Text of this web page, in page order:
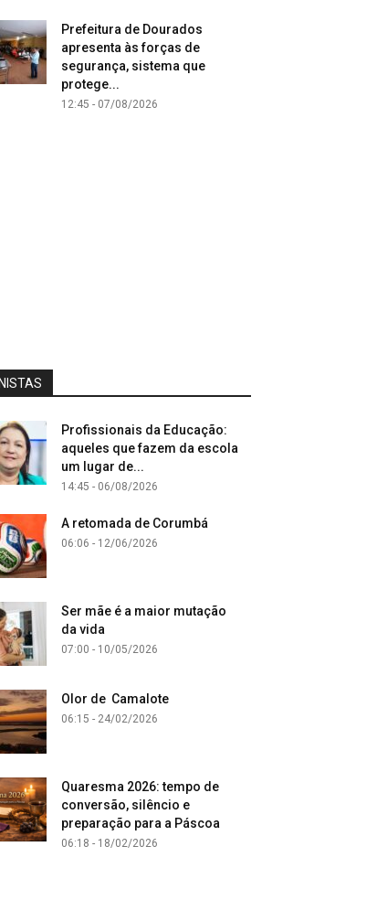
Prefeitura de Dourados
apresenta às forças de
segurança, sistema que
protege...
12:45 - 07/08/2026
Profissionais da Educação:
aqueles que fazem da escola
um lugar de...
14:45 - 06/08/2026
A retomada de Corumbá
06:06 - 12/06/2026
Ser mãe é a maior mutação
da vida
07:00 - 10/05/2026
Olor de Camalote
06:15 - 24/02/2026
Quaresma 2026: tempo de
conversão, silêncio e
preparação para a Páscoa
06:18 - 18/02/2026